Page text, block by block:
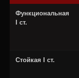
Функциональная
I ст.
Стойкая I ст.